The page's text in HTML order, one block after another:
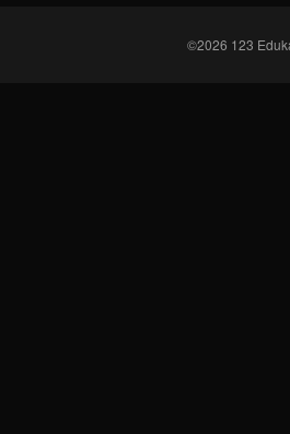
©2026 123